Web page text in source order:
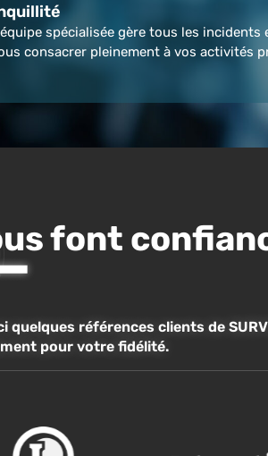
spécialisée gère tous les incidents
consacrer pleinement à vos activités
font
quelques références clients de
pour votre fidélité.